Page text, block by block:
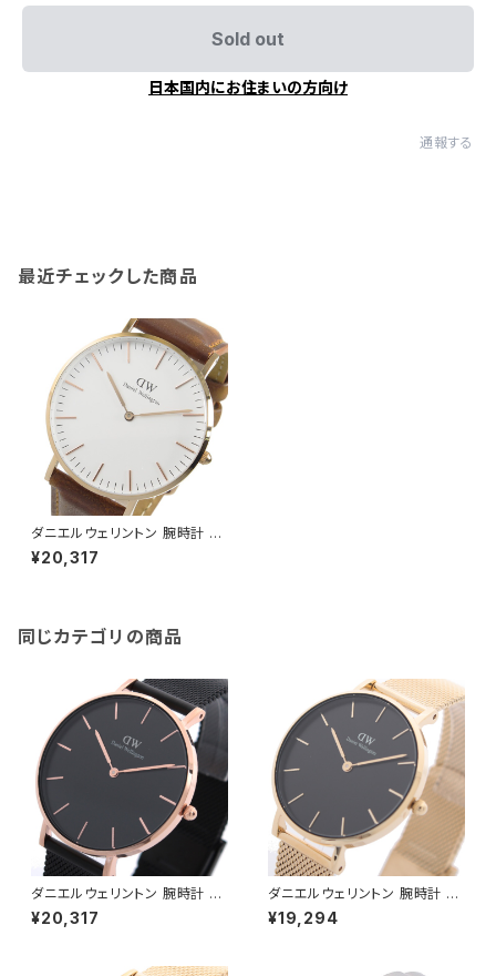
Sold out
日本国内にお住まいの方向け
通報する
最近チェックした商品
ダニエルウェリントン 腕時計 C
LASSIC DURHAM 36 ローズ
ゴールド DW00100111 ホワイ
¥20,317
同じカテゴリの商品
ダニエルウェリントン 腕時計 PE
TITE ASHFIELD 36 ブラック
DW00100307 レディース ブ
¥20,317
ダニエルウェリントン 腕時計 PE
TITE MESH 32 ブラック DW0
0100347 レディース ブラック
¥19,294